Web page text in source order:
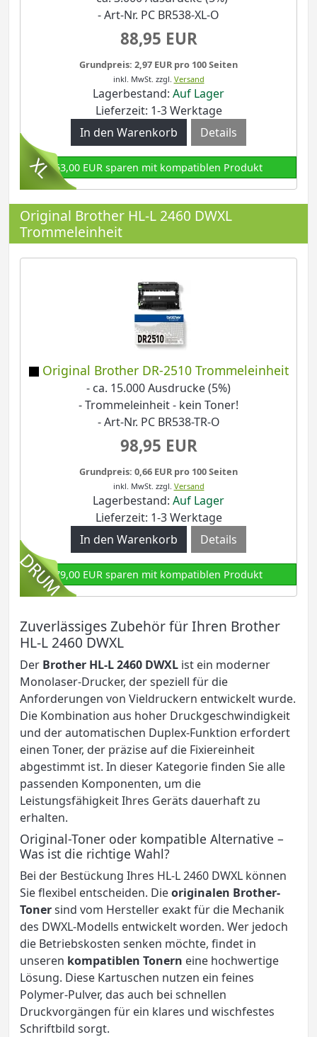
- Art-Nr. PC BR538-XL-O
88,95 EUR
Grundpreis: 2,97 EUR pro 100 Seiten
inkl. MwSt. zzgl. Versand
Lagerbestand: Auf Lager
Lieferzeit: 1-3 Werktage
Details
63,00 EUR sparen mit kompatiblen Produkt
Original Brother HL-L 2460 DWXL
Trommeleinheit
Original Brother DR-2510 Trommeleinheit
- ca. 15.000 Ausdrucke (5%)
- Trommeleinheit - kein Toner!
- Art-Nr. PC BR538-TR-O
98,95 EUR
Grundpreis: 0,66 EUR pro 100 Seiten
inkl. MwSt. zzgl. Versand
Lagerbestand: Auf Lager
Lieferzeit: 1-3 Werktage
Details
79,00 EUR sparen mit kompatiblen Produkt
Zuverlässiges Zubehör für Ihren Brother
HL-L 2460 DWXL
Der Brother HL-L 2460 DWXL ist ein moderner
Monolaser-Drucker, der speziell für die
Anforderungen von Vieldruckern entwickelt wurde.
Die Kombination aus hoher Druckgeschwindigkeit
und der automatischen Duplex-Funktion erfordert
einen Toner, der präzise auf die Fixiereinheit
abgestimmt ist. In dieser Kategorie finden Sie alle
passenden Komponenten, um die
Leistungsfähigkeit Ihres Geräts dauerhaft zu
erhalten.
Original-Toner oder kompatible Alternative –
Was ist die richtige Wahl?
Bei der Bestückung Ihres HL-L 2460 DWXL können
Sie flexibel entscheiden. Dieoriginalen Brother-
Tonersind vom Hersteller exakt für die Mechanik
des DWXL-Modells entwickelt worden. Wer jedoch
die Betriebskosten senken möchte, findet in
unseren kompatiblen Tonern eine hochwertige
Lösung. Diese Kartuschen nutzen ein feines
Polymer-Pulver, das auch bei schnellen
Druckvorgängen für ein klares und wischfestes
Schriftbild sorgt.